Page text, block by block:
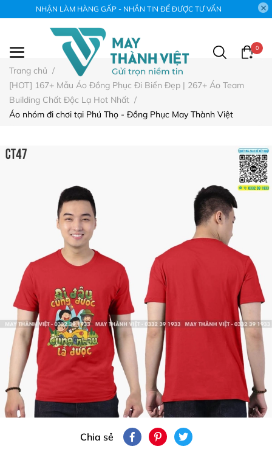
NHẬN LÀM HÀNG GẤP - NHẮN TIN ĐỂ ĐƯỢC TƯ VẤN
0
Trang chủ /
[HOT] 167+ Mẫu Áo Đồng Phục Đi Biển Đẹp | 267+ Áo Team
Building Chất Độc Lạ Hot Nhất /
Áo nhóm đi chơi tại Phú Thọ - Đồng Phục May Thành Việt
Chia sẻ